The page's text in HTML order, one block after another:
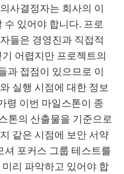
사결정자는 회사의 이
있어야 합니다. 프로
들은 경영진과 직접적
어렵지만 프로젝트의
과 접점이 있으므로 이
실행 시점에 대한 정보
령 이번 마일스톤이 종
톤의 산출물을 기준으로
같은 시점에 보안 서약
셔 포커스 그룹 테스트를
리 파악하고 있어야 합